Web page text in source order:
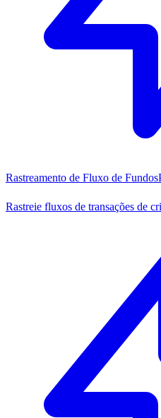
Rastreamento de Fluxo de Fundos
Rastreie fluxos de transações de